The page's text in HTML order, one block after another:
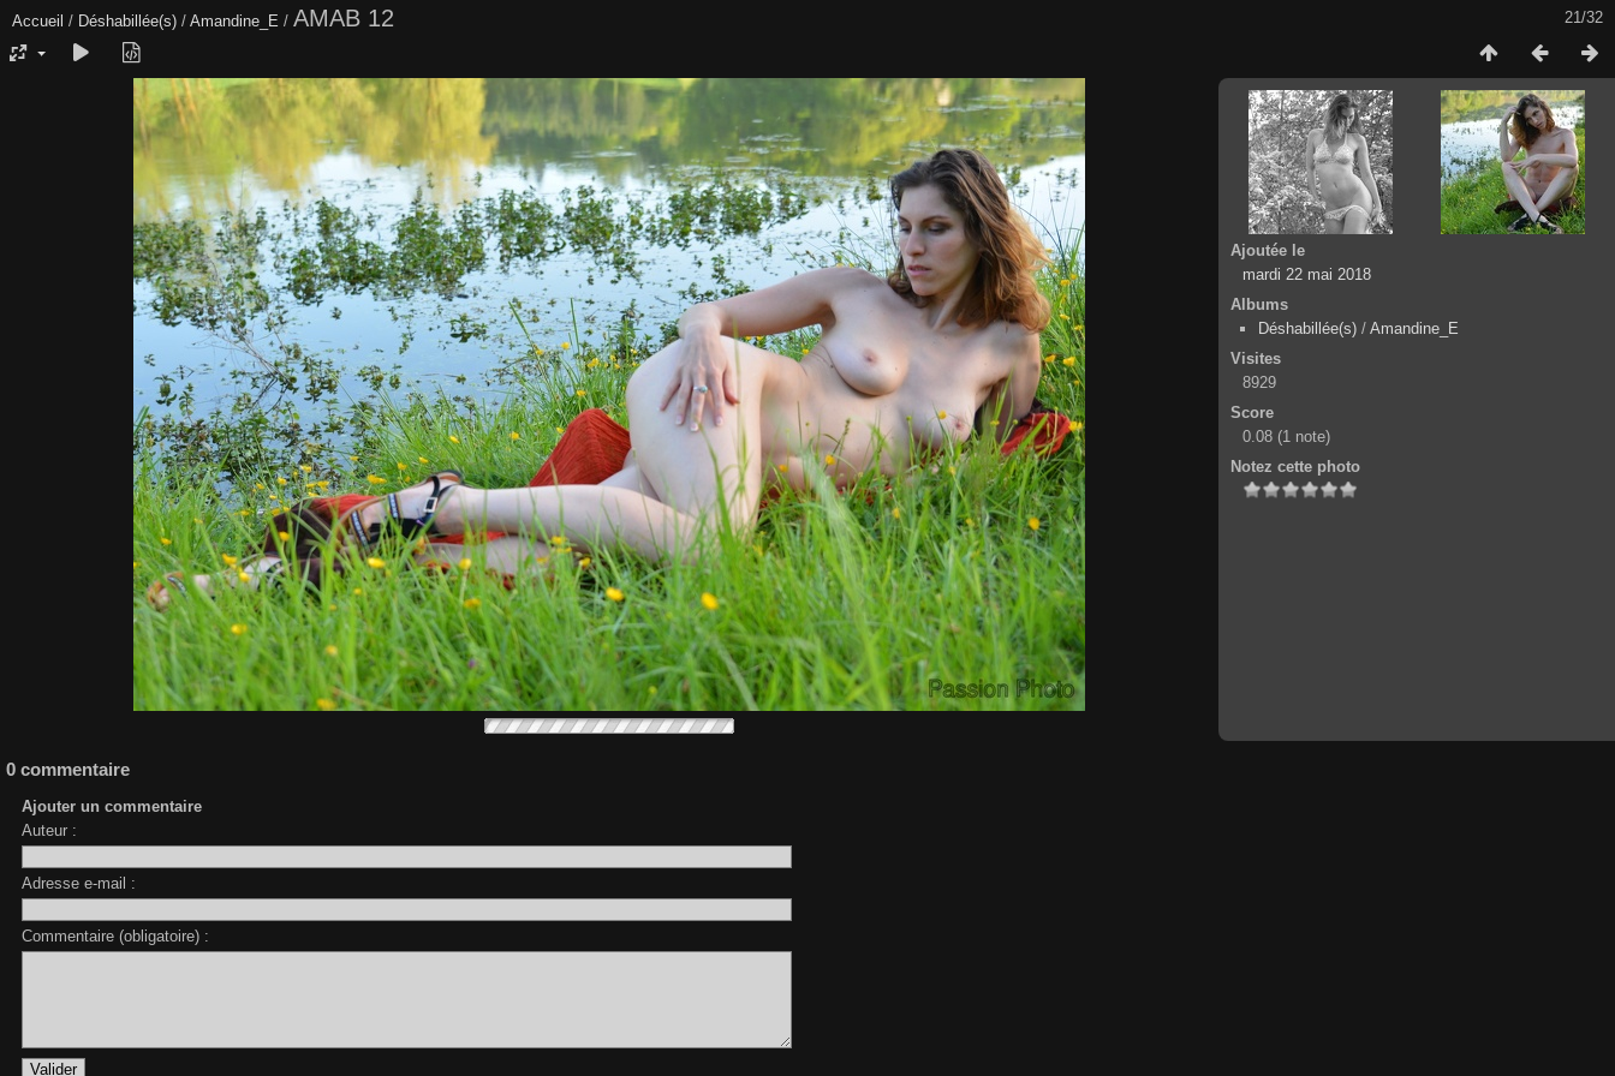
21/32
Accueil / Déshabillée(s) / Amandine_E / AMAB 12
Ajoutée le
mardi 22 mai 2018
Albums
Déshabillée(s) / Amandine_E
Visites
8929
Score
0.08 (1 note)
Notez cette photo
0 commentaire
Ajouter un commentaire
Auteur :
Adresse e-mail :
Commentaire (obligatoire) :